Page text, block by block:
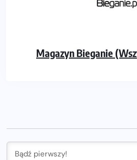
Magazyn Bieganie